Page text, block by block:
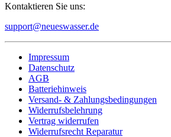
Kontaktieren Sie uns:
support@neueswasser.de
Impressum
Datenschutz
AGB
Batteriehinweis
Versand- & Zahlungsbedingungen
Widerrufsbelehrung
Vertrag widerrufen
Widerrufsrecht Reparatur